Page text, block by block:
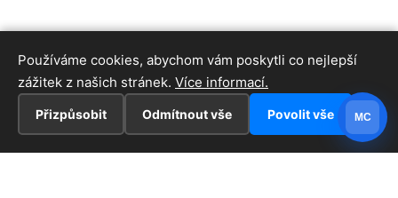
Používáme cookies, abychom vám poskytli co nejlepší
zážitek z našich stránek. Více informací.
Přizpůsobit Odmítnout vše Povolit vše MC